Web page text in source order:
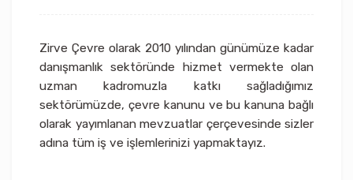
Zirve Çevre olarak 2010 yılından günümüze kadar
danışmanlık sektöründe hizmet vermekte olan
uzman kadromuzla katkı sağladığımız
sektörümüzde, çevre kanunu ve bu kanuna bağlı
olarak yayımlanan mevzuatlar çerçevesinde sizler
adına tüm iş ve işlemlerinizi yapmaktayız.